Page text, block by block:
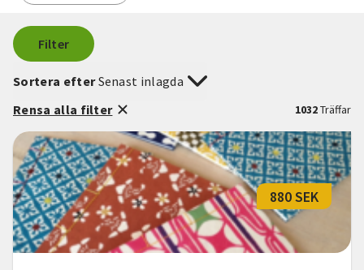
Filter
1032Träffar
Sortera efterSenast inlagda
Rensa alla filter
880 SEK